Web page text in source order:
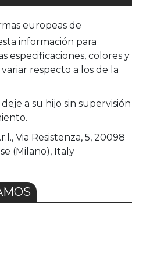
europeas de
información para
especificaciones, colores y
respecto a los de la
a su hijo sin supervisión
Via Resistenza, 5, 20098
(Milano), Italy